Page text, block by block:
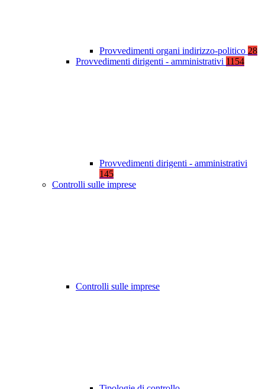
Provvedimenti organi indirizzo-politico 28
Provvedimenti dirigenti - amministrativi 1154
Provvedimenti dirigenti - amministrativi
145
Controlli sulle imprese
Controlli sulle imprese